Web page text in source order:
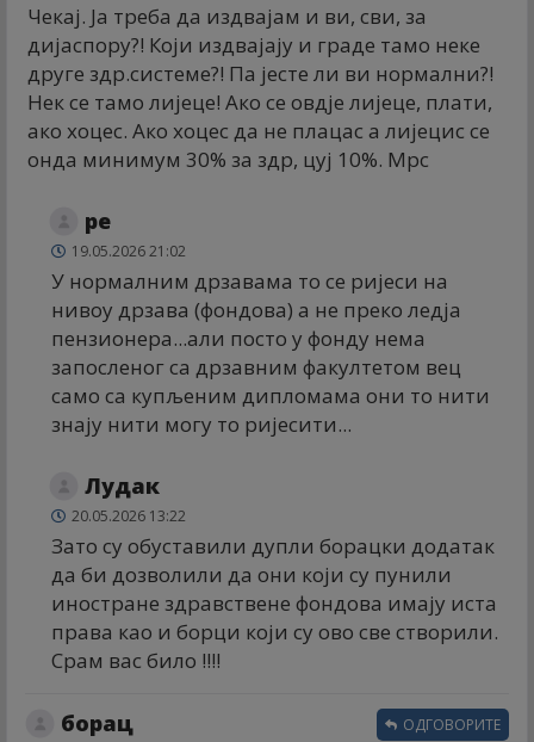
Чекај. Ја треба да издвајам и ви, сви, за
дијаспору?! Који издвајају и граде тамо неке
друге здр.системе?! Па јесте ли ви нормални?!
Нек се тамо лијеце! Ако се овдје лијеце, плати,
ако хоцес. Ако хоцес да не плацас а лијецис се
онда минимум 30% за здр, цуј 10%. Мрс
ре
19.05.2026 21:02
У нормалним дрзавама то се ријеси на
нивоу дрзава (фондова) а не преко ледја
пензионера...али посто у фонду нема
запосленог са дрзавним факултетом вец
само са купљеним дипломама они то нити
знају нити могу то ријесити...
Лудак
20.05.2026 13:22
Зато су обуставили дупли борацки додатак
да би дозволили да они који су пунили
иностране здравствене фондова имају иста
права као и борци који су ово све створили.
Срам вас било !!!!
борац ОДГОВОРИТЕ